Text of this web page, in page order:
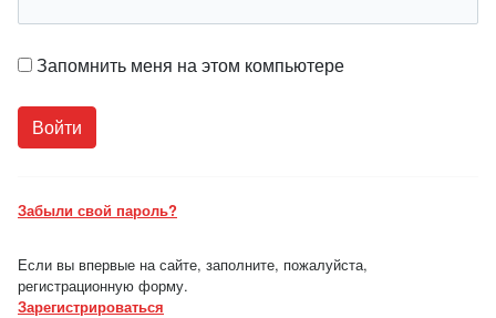
Запомнить меня на этом компьютере
Забыли свой пароль?
Если вы впервые на сайте, заполните, пожалуйста,
регистрационную форму.
Зарегистрироваться